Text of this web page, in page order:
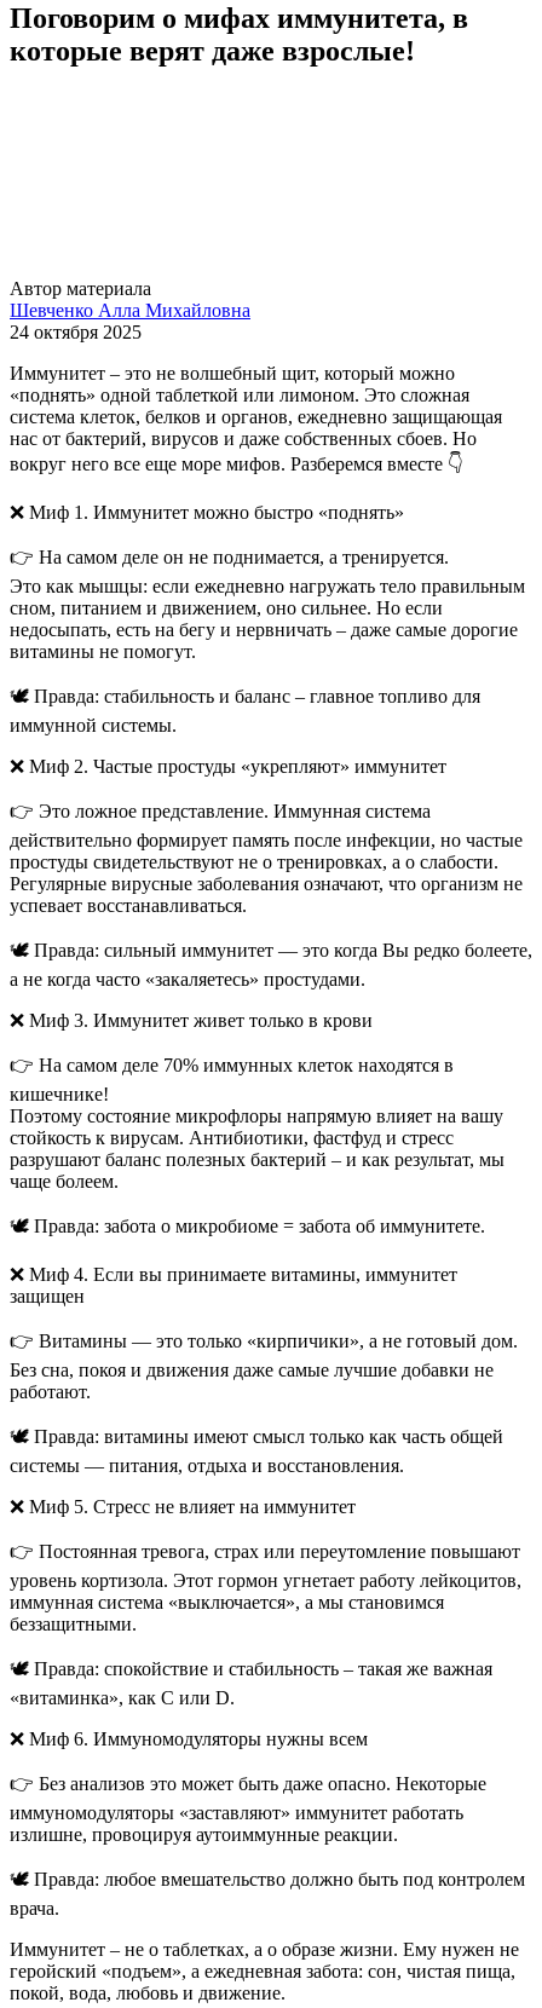
Поговорим о мифах иммунитета, в
которые верят даже взрослые!
Автор материала
Шевченко Алла Михайловна
24 октября 2025
Иммунитет – это не волшебный щит, который можно
«поднять» одной таблеткой или лимоном. Это сложная
система клеток, белков и органов, ежедневно защищающая
нас от бактерий, вирусов и даже собственных сбоев. Но
вокруг него все еще море мифов. Разберемся вместе 👇
❌ Миф 1. Иммунитет можно быстро «поднять»
👉 На самом деле он не поднимается, а тренируется.
Это как мышцы: если ежедневно нагружать тело правильным
сном, питанием и движением, оно сильнее. Но если
недосыпать, есть на бегу и нервничать – даже самые дорогие
витамины не помогут.
🕊️ Правда: стабильность и баланс – главное топливо для
иммунной системы.
❌ Миф 2. Частые простуды «укрепляют» иммунитет
👉 Это ложное представление. Иммунная система
действительно формирует память после инфекции, но частые
простуды свидетельствуют не о тренировках, а о слабости.
Регулярные вирусные заболевания означают, что организм не
успевает восстанавливаться.
🕊️ Правда: сильный иммунитет — это когда Вы редко болеете,
а не когда часто «закаляетесь» простудами.
❌ Миф 3. Иммунитет живет только в крови
👉 На самом деле 70% иммунных клеток находятся в
кишечнике!
Поэтому состояние микрофлоры напрямую влияет на вашу
стойкость к вирусам. Антибиотики, фастфуд и стресс
разрушают баланс полезных бактерий – и как результат, мы
чаще болеем.
🕊️ Правда: забота о микробиоме = забота об иммунитете.
❌ Миф 4. Если вы принимаете витамины, иммунитет
защищен
👉 Витамины — это только «кирпичики», а не готовый дом.
Без сна, покоя и движения даже самые лучшие добавки не
работают.
🕊️ Правда: витамины имеют смысл только как часть общей
системы — питания, отдыха и восстановления.
❌ Миф 5. Стресс не влияет на иммунитет
👉 Постоянная тревога, страх или переутомление повышают
уровень кортизола. Этот гормон угнетает работу лейкоцитов,
иммунная система «выключается», а мы становимся
беззащитными.
🕊️ Правда: спокойствие и стабильность – такая же важная
«витаминка», как C или D.
❌ Миф 6. Иммуномодуляторы нужны всем
👉 Без анализов это может быть даже опасно. Некоторые
иммуномодуляторы «заставляют» иммунитет работать
излишне, провоцируя аутоиммунные реакции.
🕊️ Правда: любое вмешательство должно быть под контролем
врача.
Иммунитет – не о таблетках, а о образе жизни. Ему нужен не
геройский «подъем», а ежедневная забота: сон, чистая пища,
покой, вода, любовь и движение.